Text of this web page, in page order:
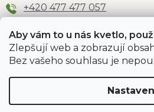
Aby vám to u nás kvetlo,
Zlepšují web a zobrazují
Bez vašeho souhlasu je
+420 477 477 057
Odběr newsletteru